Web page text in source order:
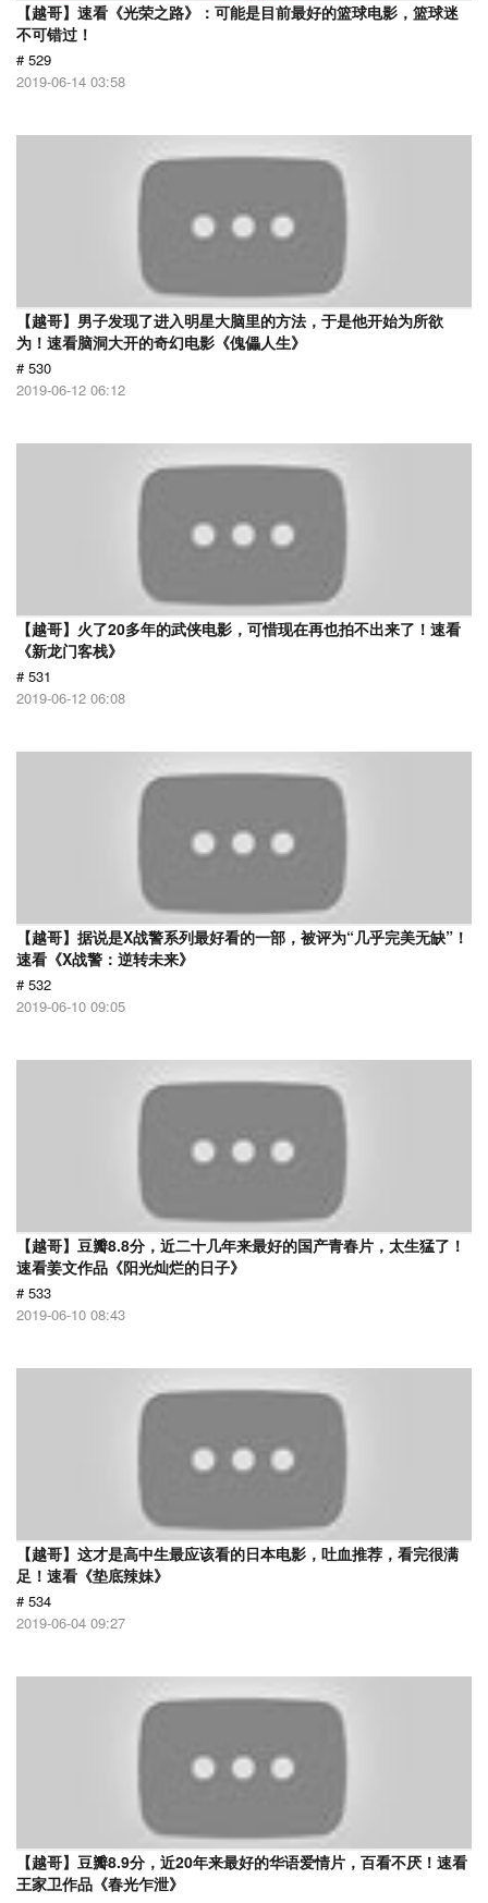
【越哥】速看《光荣之路》：可能是目前最好的篮球电影，篮球迷
不可错过！
# 529
2019-06-14 03:58
【越哥】男子发现了进入明星大脑里的方法，于是他开始为所欲
为！速看脑洞大开的奇幻电影《傀儡人生》
# 530
2019-06-12 06:12
【越哥】火了20多年的武侠电影，可惜现在再也拍不出来了！速看
《新龙门客栈》
# 531
2019-06-12 06:08
【越哥】据说是X战警系列最好看的一部，被评为“几乎完美无缺”！
速看《X战警：逆转未来》
# 532
2019-06-10 09:05
【越哥】豆瓣8.8分，近二十几年来最好的国产青春片，太生猛了！
速看姜文作品《阳光灿烂的日子》
# 533
2019-06-10 08:43
【越哥】这才是高中生最应该看的日本电影，吐血推荐，看完很满
足！速看《垫底辣妹》
# 534
2019-06-04 09:27
【越哥】豆瓣8.9分，近20年来最好的华语爱情片，百看不厌！速看
王家卫作品《春光乍泄》